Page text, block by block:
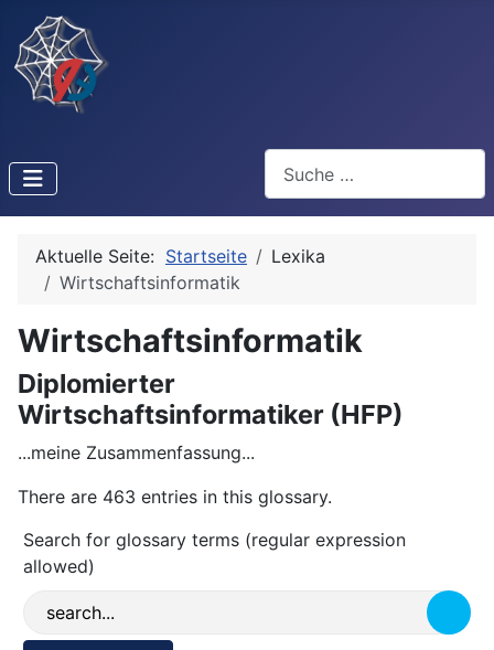
Aktuelle Seite: Startseite
Lexika
Wirtschaftsinformatik
Wirtschaftsinformatik
Diplomierter
Wirtschaftsinformatiker (HFP)
...meine Zusammenfassung...
There are 463 entries in this glossary.
Search for glossary terms (regular expression
allowed)